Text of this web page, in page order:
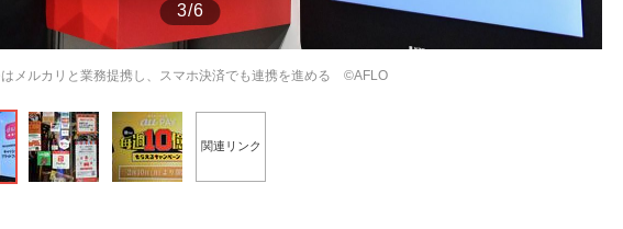
3/6
メルカリと業務提携し、スマホ決済でも連携を進める ©AFLO
関連リンク